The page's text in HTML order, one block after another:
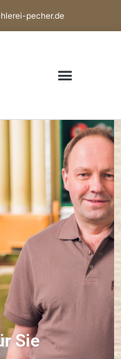
pecher.de
Sie